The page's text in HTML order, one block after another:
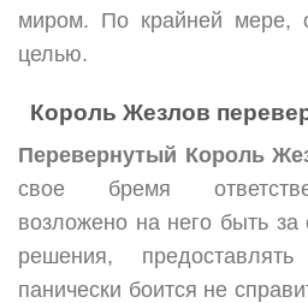
миром. По крайней мере,
целью.
Король Жезлов
Перевернутый Король
свое бремя
возложено на него быть за
решения,
панически боится не